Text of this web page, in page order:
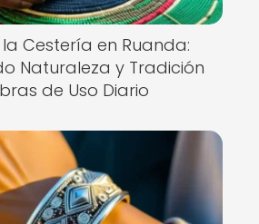
la Cestería en Ruanda:
Naturaleza y Tradición
de Uso Diario